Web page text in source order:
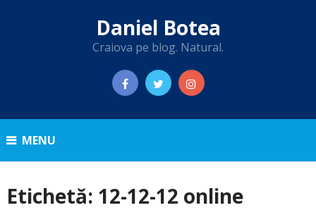
Daniel Botea
Craiova pe blog. Natural.
MENU
Etichetă: 12-12-12 online